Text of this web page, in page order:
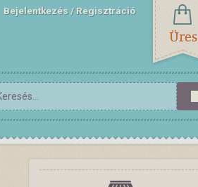
Bejelentkezés Regisztráció
Üres